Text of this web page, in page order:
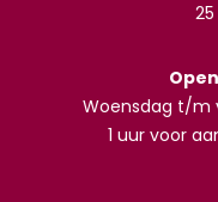
Woensdag t/m
1 uur voor